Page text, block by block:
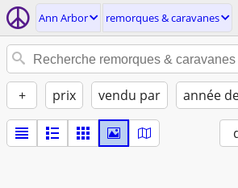
Ann Arbor remorques & caravanes
+ prix vendu par année